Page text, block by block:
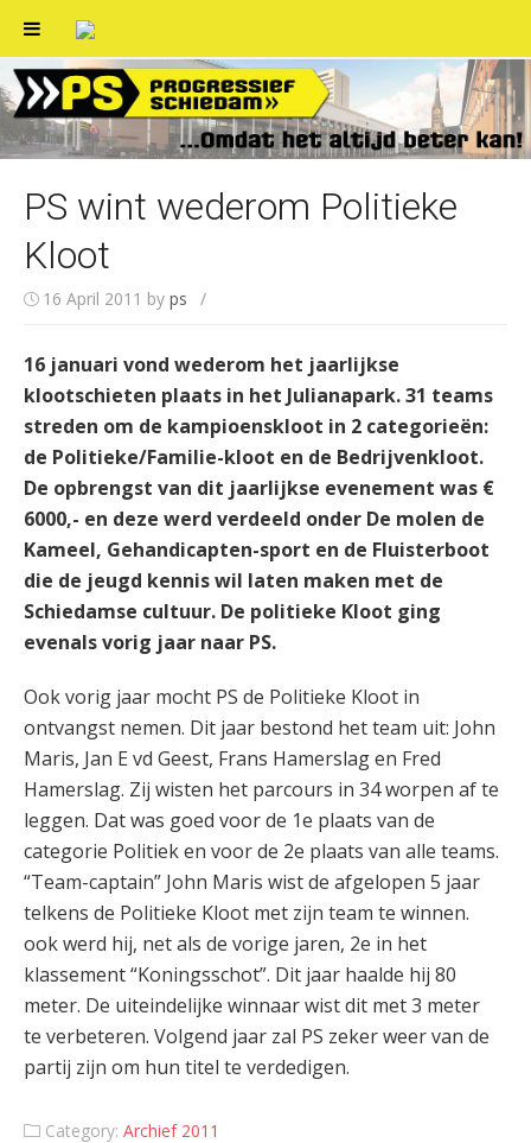
Skip
to
content
PS wint wederom Politieke
Kloot
16 April 2011 by ps /
16 januari vond wederom het jaarlijkse
klootschieten plaats in het Julianapark. 31 teams
streden om de kampioenskloot in 2 categorieën:
de Politieke/Familie-kloot en de Bedrijvenkloot.
De opbrengst van dit jaarlijkse evenement was €
6000,- en deze werd verdeeld onder De molen de
Kameel, Gehandicapten-sport en de Fluisterboot
die de jeugd kennis wil laten maken met de
Schiedamse cultuur. De politieke Kloot ging
evenals vorig jaar naar PS.
Ook vorig jaar mocht PS de Politieke Kloot in
ontvangst nemen. Dit jaar bestond het team uit: John
Maris, Jan E vd Geest, Frans Hamerslag en Fred
Hamerslag. Zij wisten het parcours in 34 worpen af te
leggen. Dat was goed voor de 1e plaats van de
categorie Politiek en voor de 2e plaats van alle teams.
“Team-captain” John Maris wist de afgelopen 5 jaar
telkens de Politieke Kloot met zijn team te winnen.
ook werd hij, net als de vorige jaren, 2e in het
klassement “Koningsschot”. Dit jaar haalde hij 80
meter. De uiteindelijke winnaar wist dit met 3 meter
te verbeteren. Volgend jaar zal PS zeker weer van de
partij zijn om hun titel te verdedigen.
Category: Archief 2011